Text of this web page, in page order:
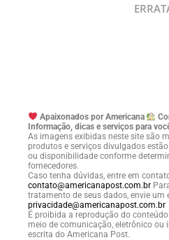
Apaixonados por Americana
Informação, dicas e serviços para
As imagens exibidas neste site são
produtos e serviços divulgados
ou disponibilidade conforme
fornecedores.
Caso tenha dúvidas, entre em
contato@americanapost.com.br
tratamento de seus dados, envie um
privacidade@americanapost.com.br
É proibida a reprodução do
meio de comunicação, eletrônico ou
escrita do Americana Post.